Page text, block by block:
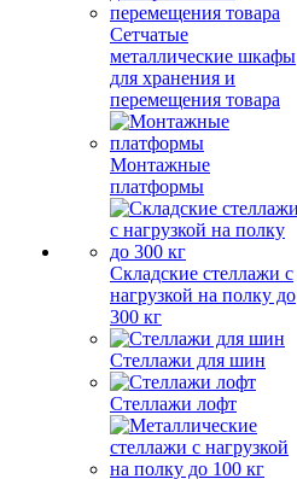
Сетчатые
металлические шкафы
для хранения и
перемещения товара
Монтажные
платформы
Складские стеллажи с
нагрузкой на полку до
300 кг
Стеллажи для шин
Стеллажи лофт